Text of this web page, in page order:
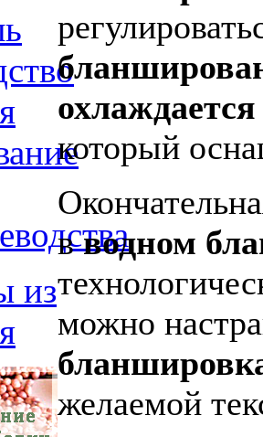
из
охлаждается
который
вводном
можно
желаемой